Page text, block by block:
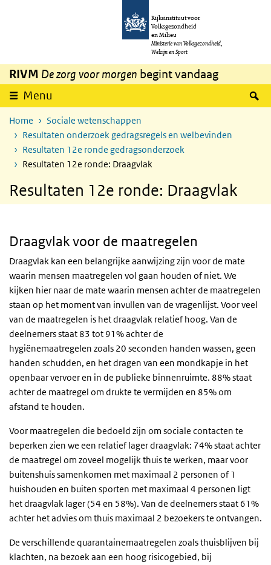
Overslaan en naar de inhoud gaan
Rijksinstituut voor
Volksgezondheid
en Milieu
Ministerie van Volksgezondheid,
Welzijn en Sport
RIVM De zorg voor morgen begint vandaag
Menu
Home
Sociale wetenschappen
Resultaten onderzoek gedragsregels en welbevinden
Resultaten 12e ronde gedragsonderzoek
Resultaten 12e ronde: Draagvlak
Resultaten 12e ronde: Draagvlak
Draagvlak voor de maatregelen
Draagvlak kan een belangrijke aanwijzing zijn voor de mate
waarin mensen maatregelen vol gaan houden of niet. We
kijken hier naar de mate waarin mensen achter de maatregelen
staan op het moment van invullen van de vragenlijst. Voor veel
van de maatregelen is het draagvlak relatief hoog. Van de
deelnemers staat 83 tot 91% achter de
hygiënemaatregelen zoals 20 seconden handen wassen, geen
handen schudden, en het dragen van een mondkapje in het
openbaar vervoer en in de publieke binnenruimte. 88% staat
achter de maatregel om drukte te vermijden en 85% om
afstand te houden.
Voor maatregelen die bedoeld zijn om sociale contacten te
beperken zien we een relatief lager draagvlak: 74% staat achter
de maatregel om zoveel mogelijk thuis te werken, maar voor
buitenshuis samenkomen met maximaal 2 personen of 1
huishouden en buiten sporten met maximaal 4 personen ligt
het draagvlak lager (54 en 58%). Van de deelnemers staat 61%
achter het advies om thuis maximaal 2 bezoekers te ontvangen.
De verschillende quarantainemaatregelen zoals thuisblijven bij
klachten, na bezoek aan een hoog risicogebied, bij